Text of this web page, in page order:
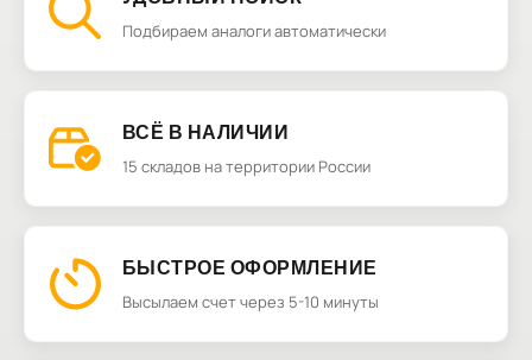
Подбираем аналоги автоматически
ВСЁ В НАЛИЧИИ
15 складов на территории России
БЫСТРОЕ ОФОРМЛЕНИЕ
Высылаем счет через 5-10 минуты